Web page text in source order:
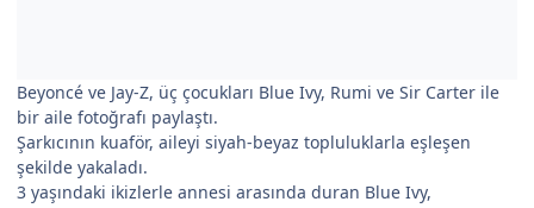
Beyoncé ve Jay-Z, üç çocukları Blue Ivy, Rumi ve Sir Carter ile
bir aile fotoğrafı paylaştı.
Şarkıcının kuaför, aileyi siyah-beyaz topluluklarla eşleşen
şekilde yakaladı.
3 yaşındaki ikizlerle annesi arasında duran Blue Ivy,